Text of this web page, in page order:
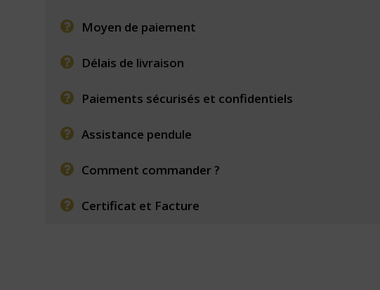
Moyen de paiement
Délais de livraison
Paiements sécurisés et confidentiels
Assistance pendule
Comment commander ?
Certificat et Facture